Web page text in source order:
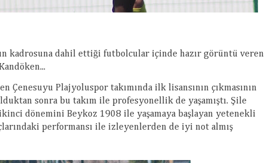
kadrosuna dahil ettiği futbolcular içinde hazır görüntü veren
Çenesuyu Plajyoluspor takımında ilk lisansının çıkmasının
sonra bu takım ile profesyonellik de yaşamıştı. Şile
dönemini Beykoz 1908 ile yaşamaya başlayan yetenekli
performansı ile izleyenlerden de iyi not almış